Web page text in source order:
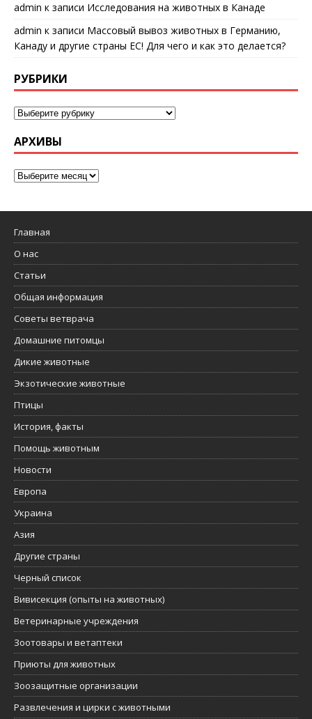
admin к записи Исследования на животных в Канаде
admin к записи Массовый вывоз животных в Германию,
Канаду и другие страны ЕС! Для чего и как это делается?
РУБРИКИ
АРХИВЫ
Главная
О нас
Статьи
Общая информация
Советы ветврача
Домашние питомцы
Дикие животные
Экзотические животные
Птицы
История, факты
Помощь животным
Новости
Европа
Украина
Азия
Другие страны
Черный список
Вивисекция (опыты на животных)
Ветеринарные учреждения
Зоотовары и ветаптеки
Приюты для животных
Зоозащитные организации
Развлечения и цирки с животными